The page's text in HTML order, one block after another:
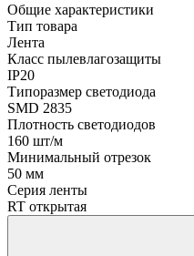
Общие характеристики
Тип товара
Лента
Класс пылевлагозащиты
IP20
Типоразмер светодиода
SMD 2835
Плотность светодиодов
160 шт/м
Минимальный отрезок
50 мм
Серия ленты
RT открытая